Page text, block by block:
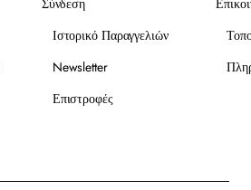
Σύνδεση
Ιστορικό Παραγγελιών
Newsletter
Επιστροφές